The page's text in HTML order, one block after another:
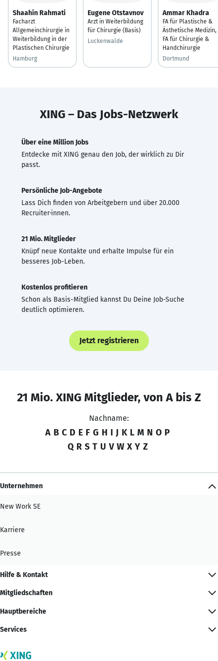
Shaahin Rahmati
Facharzt
Allgemeinchirurgie in
Weiterbildung in der
Plastischen Chirurgie
Hamburg
Eugene Otstavnov
Arzt in Weiterbildung
für Chirurgie (Basis)
Luckenwalde
Ammar Khadra
FA für Plastische &
Ästhetische Medizin,
FA für Chirurgie &
Handchirurgie
Dortmund
XING – Das Jobs-Netzwerk
Über eine Million Jobs
Entdecke mit XING genau den Job, der wirklich zu Dir
passt.
Persönliche Job-Angebote
Lass Dich finden von Arbeitgebern und über 20.000
Recruiter·innen.
21 Mio. Mitglieder
Knüpf neue Kontakte und erhalte Impulse für ein
besseres Job-Leben.
Kostenlos profitieren
Schon als Basis-Mitglied kannst Du Deine Job-Suche
deutlich optimieren.
Jetzt registrieren
21 Mio. XING Mitglieder, von A bis Z
Nachname:
A B C D E F G H I J K L M N O P
Q R S T U V W X Y Z
Unternehmen
New Work SE
Karriere
Presse
Hilfe & Kontakt
Mitgliedschaften
Hauptbereiche
Services